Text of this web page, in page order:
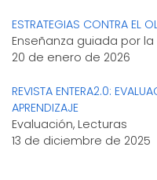
ESTRATEGIAS CONTRA EL
Enseñanza guiada por
20 de enero de 2026
REVISTA ENTERA2.0:
APRENDIZAJE
Evaluación, Lecturas
13 de diciembre de 2025